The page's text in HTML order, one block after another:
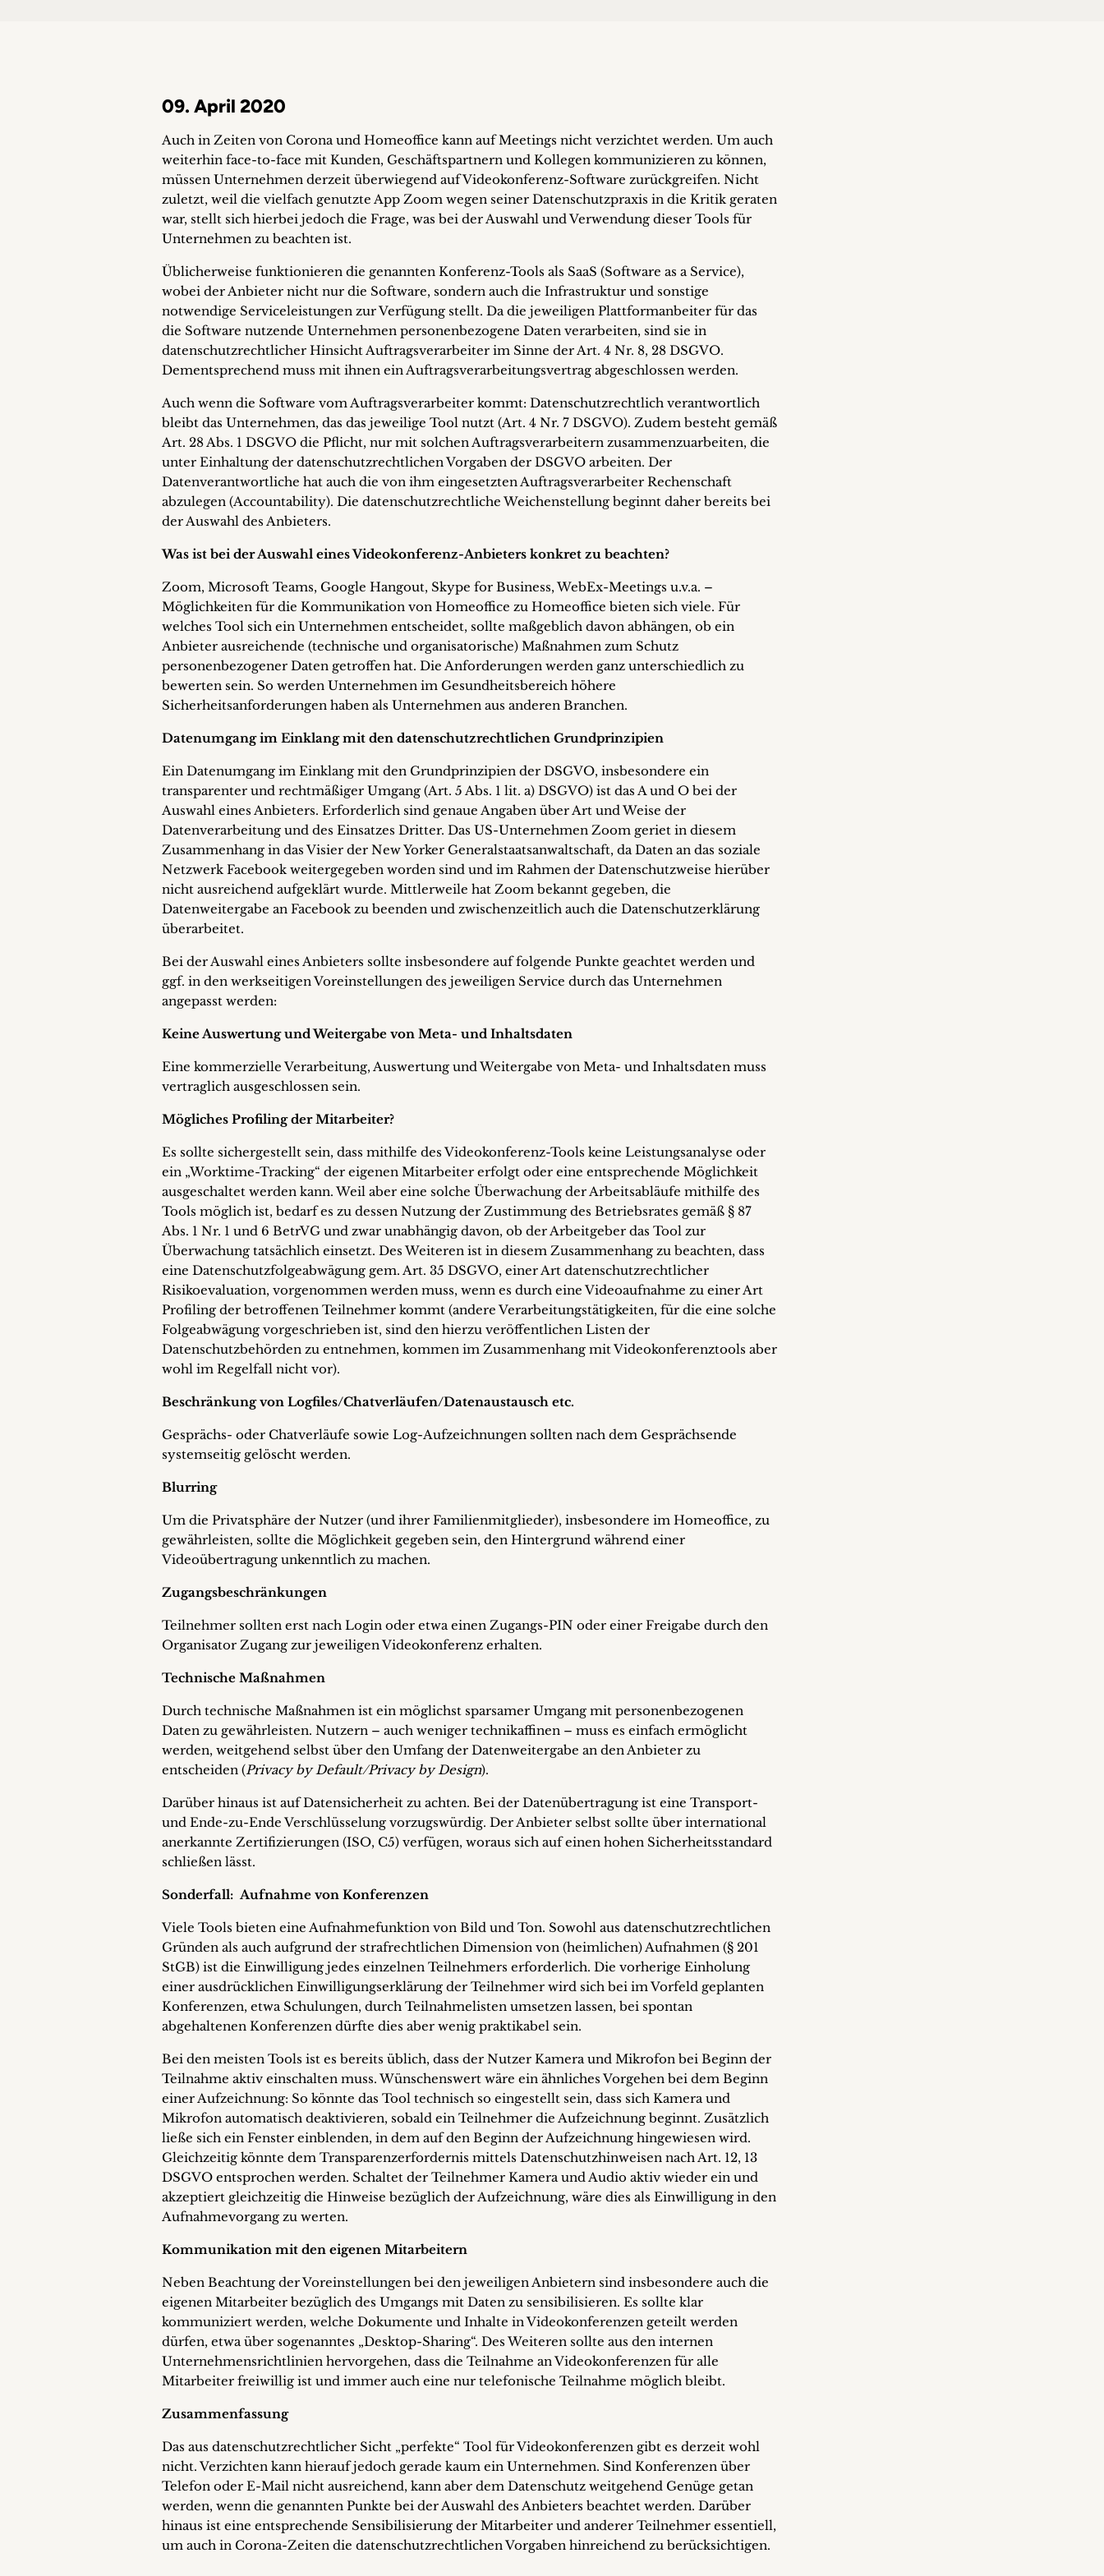
09. April 2020
Auch in Zeiten von Corona und Homeoffice kann auf Meetings nicht verzichtet werden. Um auch
weiterhin face-to-face mit Kunden, Geschäftspartnern und Kollegen kommunizieren zu können,
müssen Unternehmen derzeit überwiegend auf Videokonferenz-Software zurückgreifen. Nicht
zuletzt, weil die vielfach genutzte App Zoom wegen seiner Datenschutzpraxis in die Kritik geraten
war, stellt sich hierbei jedoch die Frage, was bei der Auswahl und Verwendung dieser Tools für
Unternehmen zu beachten ist.
Üblicherweise funktionieren die genannten Konferenz-Tools als SaaS (Software as a Service),
wobei der Anbieter nicht nur die Software, sondern auch die Infrastruktur und sonstige
notwendige Serviceleistungen zur Verfügung stellt. Da die jeweiligen Plattformanbeiter für das
die Software nutzende Unternehmen personenbezogene Daten verarbeiten, sind sie in
datenschutzrechtlicher Hinsicht Auftragsverarbeiter im Sinne der Art. 4 Nr. 8, 28 DSGVO.
Dementsprechend muss mit ihnen ein Auftragsverarbeitungsvertrag abgeschlossen werden.
Auch wenn die Software vom Auftragsverarbeiter kommt: Datenschutzrechtlich verantwortlich
bleibt das Unternehmen, das das jeweilige Tool nutzt (Art. 4 Nr. 7 DSGVO). Zudem besteht gemäß
Art. 28 Abs. 1 DSGVO die Pflicht, nur mit solchen Auftragsverarbeitern zusammenzuarbeiten, die
unter Einhaltung der datenschutzrechtlichen Vorgaben der DSGVO arbeiten. Der
Datenverantwortliche hat auch die von ihm eingesetzten Auftragsverarbeiter Rechenschaft
abzulegen (Accountability). Die datenschutzrechtliche Weichenstellung beginnt daher bereits bei
der Auswahl des Anbieters.
Was ist bei der Auswahl eines Videokonferenz-Anbieters konkret zu beachten?
Zoom, Microsoft Teams, Google Hangout, Skype for Business, WebEx-Meetings u.v.a. –
Möglichkeiten für die Kommunikation von Homeoffice zu Homeoffice bieten sich viele. Für
welches Tool sich ein Unternehmen entscheidet, sollte maßgeblich davon abhängen, ob ein
Anbieter ausreichende (technische und organisatorische) Maßnahmen zum Schutz
personenbezogener Daten getroffen hat. Die Anforderungen werden ganz unterschiedlich zu
bewerten sein. So werden Unternehmen im Gesundheitsbereich höhere
Sicherheitsanforderungen haben als Unternehmen aus anderen Branchen.
Datenumgang im Einklang mit den datenschutzrechtlichen Grundprinzipien
Ein Datenumgang im Einklang mit den Grundprinzipien der DSGVO, insbesondere ein
transparenter und rechtmäßiger Umgang (Art. 5 Abs. 1 lit. a) DSGVO) ist das A und O bei der
Auswahl eines Anbieters. Erforderlich sind genaue Angaben über Art und Weise der
Datenverarbeitung und des Einsatzes Dritter. Das US-Unternehmen Zoom geriet in diesem
Zusammenhang in das Visier der New Yorker Generalstaatsanwaltschaft, da Daten an das soziale
Netzwerk Facebook weitergegeben worden sind und im Rahmen der Datenschutzweise hierüber
nicht ausreichend aufgeklärt wurde. Mittlerweile hat Zoom bekannt gegeben, die
Datenweitergabe an Facebook zu beenden und zwischenzeitlich auch die Datenschutzerklärung
überarbeitet.
Bei der Auswahl eines Anbieters sollte insbesondere auf folgende Punkte geachtet werden und
ggf. in den werkseitigen Voreinstellungen des jeweiligen Service durch das Unternehmen
angepasst werden:
Keine Auswertung und Weitergabe von Meta- und Inhaltsdaten
Eine kommerzielle Verarbeitung, Auswertung und Weitergabe von Meta- und Inhaltsdaten muss
vertraglich ausgeschlossen sein.
Mögliches Profiling der Mitarbeiter?
Es sollte sichergestellt sein, dass mithilfe des Videokonferenz-Tools keine Leistungsanalyse oder
ein „Worktime-Tracking“ der eigenen Mitarbeiter erfolgt oder eine entsprechende Möglichkeit
ausgeschaltet werden kann. Weil aber eine solche Überwachung der Arbeitsabläufe mithilfe des
Tools möglich ist, bedarf es zu dessen Nutzung der Zustimmung des Betriebsrates gemäß § 87
Abs. 1 Nr. 1 und 6 BetrVG und zwar unabhängig davon, ob der Arbeitgeber das Tool zur
Überwachung tatsächlich einsetzt. Des Weiteren ist in diesem Zusammenhang zu beachten, dass
eine Datenschutzfolgeabwägung gem. Art. 35 DSGVO, einer Art datenschutzrechtlicher
Risikoevaluation, vorgenommen werden muss, wenn es durch eine Videoaufnahme zu einer Art
Profiling der betroffenen Teilnehmer kommt (andere Verarbeitungstätigkeiten, für die eine solche
Folgeabwägung vorgeschrieben ist, sind den hierzu veröffentlichen Listen der
Datenschutzbehörden zu entnehmen, kommen im Zusammenhang mit Videokonferenztools aber
wohl im Regelfall nicht vor).
Beschränkung von Logfiles/Chatverläufen/Datenaustausch etc.
Gesprächs- oder Chatverläufe sowie Log-Aufzeichnungen sollten nach dem Gesprächsende
systemseitig gelöscht werden.
Blurring
Um die Privatsphäre der Nutzer (und ihrer Familienmitglieder), insbesondere im Homeoffice, zu
gewährleisten, sollte die Möglichkeit gegeben sein, den Hintergrund während einer
Videoübertragung unkenntlich zu machen.
Zugangsbeschränkungen
Teilnehmer sollten erst nach Login oder etwa einen Zugangs-PIN oder einer Freigabe durch den
Organisator Zugang zur jeweiligen Videokonferenz erhalten.
Technische Maßnahmen
Durch technische Maßnahmen ist ein möglichst sparsamer Umgang mit personenbezogenen
Daten zu gewährleisten. Nutzern – auch weniger technikaffinen – muss es einfach ermöglicht
werden, weitgehend selbst über den Umfang der Datenweitergabe an den Anbieter zu
entscheiden (Privacy by Default/Privacy by Design).
Darüber hinaus ist auf Datensicherheit zu achten. Bei der Datenübertragung ist eine Transport-
und Ende-zu-Ende Verschlüsselung vorzugswürdig. Der Anbieter selbst sollte über international
anerkannte Zertifizierungen (ISO, C5) verfügen, woraus sich auf einen hohen Sicherheitsstandard
schließen lässt.
Sonderfall: Aufnahme von Konferenzen
Viele Tools bieten eine Aufnahmefunktion von Bild und Ton. Sowohl aus datenschutzrechtlichen
Gründen als auch aufgrund der strafrechtlichen Dimension von (heimlichen) Aufnahmen (§ 201
StGB) ist die Einwilligung jedes einzelnen Teilnehmers erforderlich. Die vorherige Einholung
einer ausdrücklichen Einwilligungserklärung der Teilnehmer wird sich bei im Vorfeld geplanten
Konferenzen, etwa Schulungen, durch Teilnahmelisten umsetzen lassen, bei spontan
abgehaltenen Konferenzen dürfte dies aber wenig praktikabel sein.
Bei den meisten Tools ist es bereits üblich, dass der Nutzer Kamera und Mikrofon bei Beginn der
Teilnahme aktiv einschalten muss. Wünschenswert wäre ein ähnliches Vorgehen bei dem Beginn
einer Aufzeichnung: So könnte das Tool technisch so eingestellt sein, dass sich Kamera und
Mikrofon automatisch deaktivieren, sobald ein Teilnehmer die Aufzeichnung beginnt. Zusätzlich
ließe sich ein Fenster einblenden, in dem auf den Beginn der Aufzeichnung hingewiesen wird.
Gleichzeitig könnte dem Transparenzerfordernis mittels Datenschutzhinweisen nach Art. 12, 13
DSGVO entsprochen werden. Schaltet der Teilnehmer Kamera und Audio aktiv wieder ein und
akzeptiert gleichzeitig die Hinweise bezüglich der Aufzeichnung, wäre dies als Einwilligung in den
Aufnahmevorgang zu werten.
Kommunikation mit den eigenen Mitarbeitern
Neben Beachtung der Voreinstellungen bei den jeweiligen Anbietern sind insbesondere auch die
eigenen Mitarbeiter bezüglich des Umgangs mit Daten zu sensibilisieren. Es sollte klar
kommuniziert werden, welche Dokumente und Inhalte in Videokonferenzen geteilt werden
dürfen, etwa über sogenanntes „Desktop-Sharing“. Des Weiteren sollte aus den internen
Unternehmensrichtlinien hervorgehen, dass die Teilnahme an Videokonferenzen für alle
Mitarbeiter freiwillig ist und immer auch eine nur telefonische Teilnahme möglich bleibt.
Zusammenfassung
Das aus datenschutzrechtlicher Sicht „perfekte“ Tool für Videokonferenzen gibt es derzeit wohl
nicht. Verzichten kann hierauf jedoch gerade kaum ein Unternehmen. Sind Konferenzen über
Telefon oder E-Mail nicht ausreichend, kann aber dem Datenschutz weitgehend Genüge getan
werden, wenn die genannten Punkte bei der Auswahl des Anbieters beachtet werden. Darüber
hinaus ist eine entsprechende Sensibilisierung der Mitarbeiter und anderer Teilnehmer essentiell,
um auch in Corona-Zeiten die datenschutzrechtlichen Vorgaben hinreichend zu berücksichtigen.